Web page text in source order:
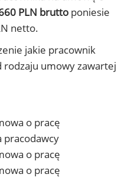
PLN brutto poniesie
netto.
jakie pracownik
umowy zawartej
o pracę
pracodawcy
o pracę
o pracę